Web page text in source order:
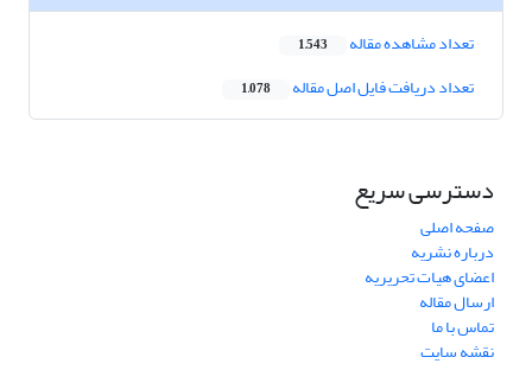
تعداد مشاهده مقاله 1,543
تعداد دریافت فایل اصل مقاله 1,078
دسترسی سریع
صفحه اصلی
درباره نشریه
اعضای هیات تحریریه
ارسال مقاله
تماس با ما
نقشه سایت